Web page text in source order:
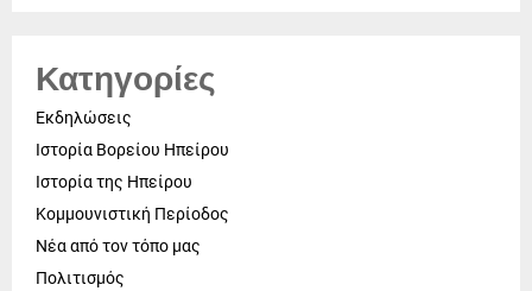
Κατηγορίες
Εκδηλώσεις
Ιστορία Βορείου Ηπείρου
Ιστορία της Ηπείρου
Κομμουνιστική Περίοδος
Νέα από τον τόπο μας
Πολιτισμός